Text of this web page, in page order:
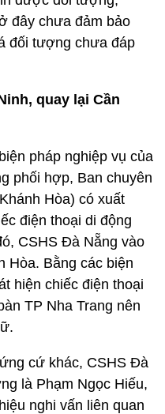
đây chưa đảm bảo
đối tượng chưa đáp
quay lại Cần
pháp nghiệp vụ của
phối hợp, Ban chuyên
Hòa) có xuất
điện thoại di động
CSHS Đà Nẵng vào
Hòa. Bằng các biện
hiện chiếc điện thoại
TP Nha Trang nên
cứ khác, CSHS Đà
là Phạm Ngọc Hiếu,
nghi vấn liên quan